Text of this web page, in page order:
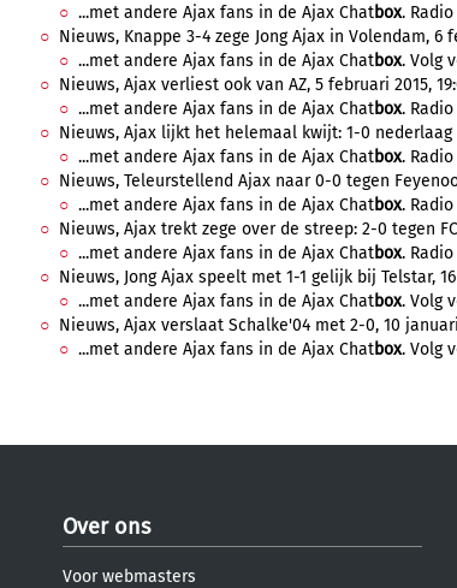
...met andere Ajax fans in de Ajax Chatbox.
Nieuws, Knappe 3-4 zege Jong Ajax in Volendam, 6
...met andere Ajax fans in de Ajax Chatbox. Volg
Nieuws, Ajax verliest ook van AZ, 5 februari 2015,
...met andere Ajax fans in de Ajax Chatbox.
Nieuws, Ajax lijkt het helemaal kwijt: 1-0 nederlaag
...met andere Ajax fans in de Ajax Chatbox.
Nieuws, Teleurstellend Ajax naar 0-0 tegen
...met andere Ajax fans in de Ajax Chatbox.
Nieuws, Ajax trekt zege over de streep: 2-0 tegen
...met andere Ajax fans in de Ajax Chatbox.
Nieuws, Jong Ajax speelt met 1-1 gelijk bij Telstar, 16
...met andere Ajax fans in de Ajax Chatbox. Volg
Nieuws, Ajax verslaat Schalke'04 met 2-0, 10 januari
...met andere Ajax fans in de Ajax Chatbox. Volg
Over ons
Voor webmasters